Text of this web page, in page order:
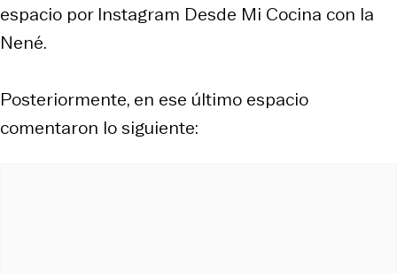
espacio por Instagram Desde Mi Cocina con la
Nené.
Posteriormente, en ese último espacio
comentaron lo siguiente: